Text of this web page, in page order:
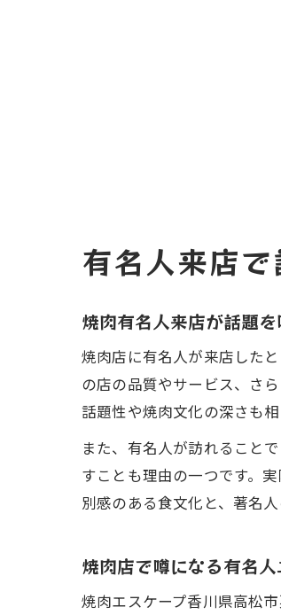
有名人来店
焼肉有名人来店が話題
焼肉店に有名人が来店した
の店の品質やサービス、さ
話題性や焼肉文化の深さも
また、有名人が訪れること
すことも理由の一つです。
別感のある食文化と、著名
焼肉店で噂になる有名
焼肉エスケープ香川県高松